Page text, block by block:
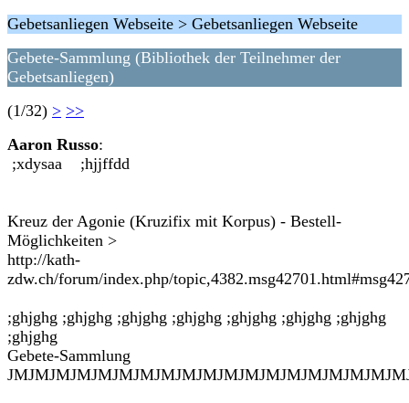
Gebetsanliegen Webseite > Gebetsanliegen Webseite
Gebete-Sammlung (Bibliothek der Teilnehmer der
Gebetsanliegen)
(1/32) > >>
Aaron Russo:
;xdysaa ;hjjffdd
Kreuz der Agonie (Kruzifix mit Korpus) - Bestell-
Möglichkeiten >
http://kath-
zdw.ch/forum/index.php/
;ghjghg ;ghjghg ;ghjghg ;ghjghg ;ghjghg ;ghjghg ;ghjghg
;ghjghg
Gebete-Sammlung